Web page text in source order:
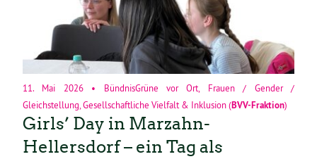
11. Mai 2026• BündnisGrüne vor Ort
Frauen / Gender /
Gleichstellung Gesellschaftliche Vielfalt & Inklusion(BVV-Fraktion)
Girls’ Day in Marzahn-
Hellersdorf – ein Tag als